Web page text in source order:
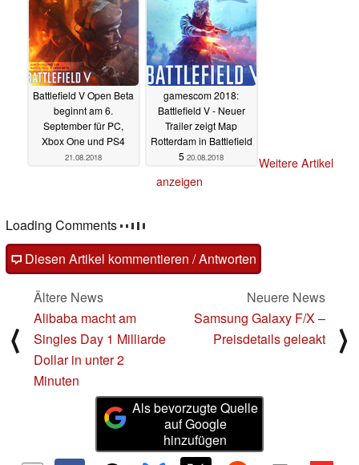
Battlefield V Open Beta
beginnt am 6.
September für PC,
Xbox One und PS4
21.08.2018
gamescom 2018:
Battlefield V - Neuer
Trailer zeigt Map
Rotterdam in Battlefield
5 20.08.2018
Weitere Artikel
anzeigen
Loading Comments
Diesen Artikel kommentieren / Antworten
⟨
Ältere News
Alibaba macht am
Singles Day 1 Milliarde
Dollar in unter 2
Minuten
Neuere News
Samsung Galaxy F/X –
Preisdetails geleakt
⟩
Als bevorzugte Quelle
auf Google
hinzufügen